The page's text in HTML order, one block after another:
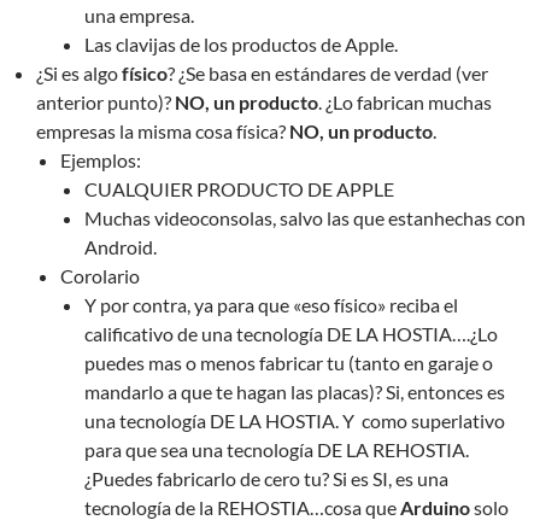
una empresa.
Las clavijas de los productos de Apple.
¿Si es algofísico? ¿Se basa en estándares de verdad (ver
anterior punto)? NO, un producto. ¿Lo fabrican muchas
empresas la misma cosa física? NO, un producto.
Ejemplos:
CUALQUIER PRODUCTO DE APPLE
Muchas videoconsolas, salvo las que estanhechas con
Android.
Corolario
Y por contra, ya para que «eso físico» reciba el
calificativo de una tecnología DE LA HOSTIA….¿Lo
puedes mas o menos fabricar tu (tanto en garaje o
mandarlo a que te hagan las placas)? Si, entonces es
una tecnología DE LA HOSTIA. Y como superlativo
para que sea una tecnología DE LA REHOSTIA.
¿Puedes fabricarlo de cero tu? Si es SI, es una
tecnología de la REHOSTIA…cosa queArduinosolo